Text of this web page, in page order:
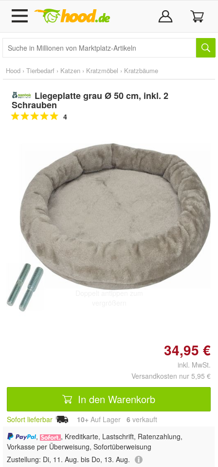
Hood › Tierbedarf › Katzen › Kratzmöbel › Kratzbäume
Liegeplatte grau Ø 50 cm, inkl. 2
Schrauben
4
Doppelt antippen zum
34,95 €
inkl. MwSt.
Versandkosten nur 5,95 €
In den Warenkorb
Sofort lieferbar 10+ Auf Lager 6 verkauft
,
, Kreditkarte, Lastschrift, Ratenzahlung,
Vorkasse per Überweisung, Sofortüberweisung
Zustellung: Di, 11. Aug. bis Do, 13. Aug.